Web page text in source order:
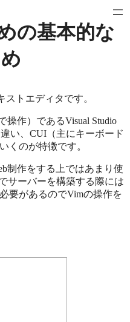
の基本的な
トエディタです。
操作）であるVisual Studio
い、CUI（主にキーボード
くのが特徴です。
制作をする上ではあまり使
サーバーを構築する際には
要があるのでVimの操作を